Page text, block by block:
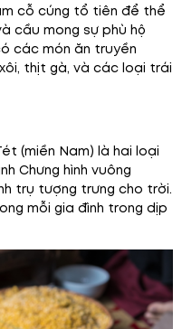
cỗ cúng tổ tiên để thể
cầu mong sự phù hộ
các món ăn truyền
thịt gà, và các loại trái
(miền Nam) là hai loại
Chưng hình vuông
trụ tượng trưng cho trời.
mỗi gia đình trong dịp